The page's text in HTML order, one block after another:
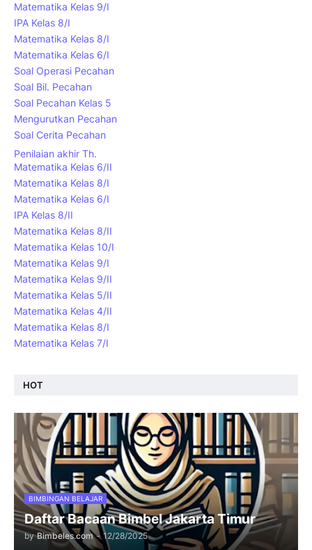
Matematika Kelas 9/I
IPA Kelas 8/I
Matematika Kelas 8/I
Matematika Kelas 6/I
Soal Operasi Pecahan
Soal Bil. Pecahan
Soal Pecahan Kelas 5
Mengurutkan Pecahan
Soal Cerita Pecahan
Penilaian akhir Th.
Matematika Kelas 6/II
Matematika Kelas 8/I
Matematika Kelas 6/I
IPA Kelas 8/II
Matematika Kelas 8/II
Matematika Kelas 10/I
Matematika Kelas 9/I
Matematika Kelas 9/II
Matematika Kelas 5/II
Matematika Kelas 4/II
Matematika Kelas 8/I
Matematika Kelas 7/I
HOT
BIMBINGAN BELAJAR
Daftar Bacaan Bimbel Jakarta Timur
by Bimbeles.com - 12/28/2025